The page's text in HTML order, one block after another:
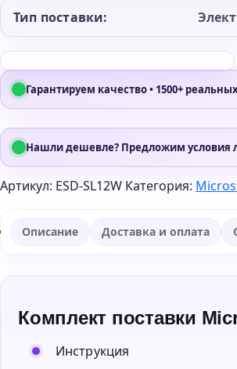
Тип поставки:
Гарантируем качество • 1500+
Нашли дешевле? Предложим условия
Артикул: ESD-SL12W Категория:
Описание Доставка и оплата
Комплект поставки
Инструкция